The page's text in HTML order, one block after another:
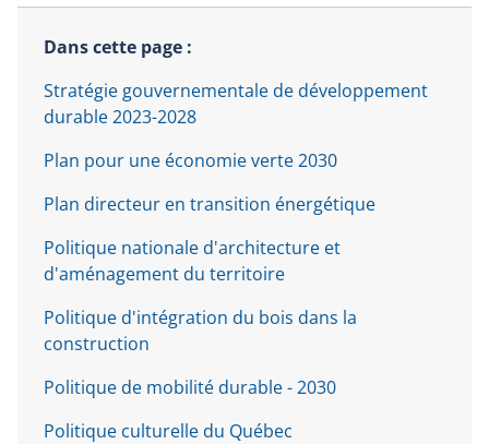
Dans cette page :
Stratégie gouvernementale de développement
durable 2023-2028
Plan pour une économie verte 2030
Plan directeur en transition énergétique
Politique nationale d'architecture et
d'aménagement du territoire
Politique d'intégration du bois dans la
construction
Politique de mobilité durable - 2030
Politique culturelle du Québec